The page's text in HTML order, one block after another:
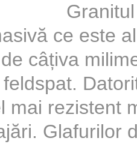
ce este
câțiva
mai rezistent
Glafurilor